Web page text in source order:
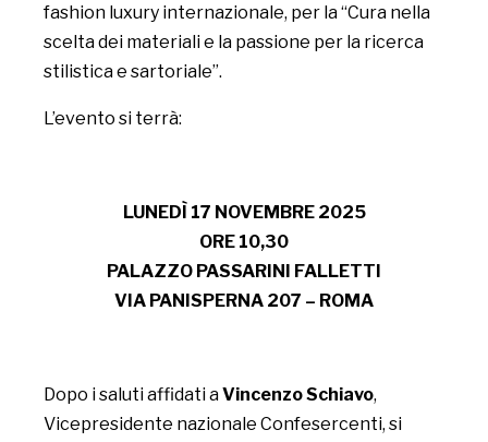
fashion luxury internazionale, per la “Cura nella
scelta dei materiali e la passione per la ricerca
stilistica e sartoriale”.
L’evento si terrà:
LUNEDÌ 17 NOVEMBRE 2025
ORE 10,30
PALAZZO PASSARINI FALLETTI
VIA PANISPERNA 207 – ROMA
Dopo i saluti affidati aVincenzo Schiavo,
Vicepresidente nazionale Confesercenti, si